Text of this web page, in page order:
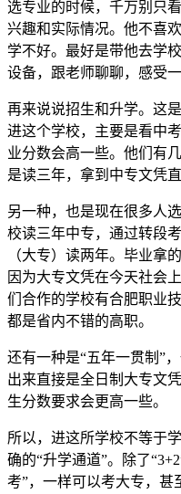
选专业的时候，千万别只
兴趣和实际情况。他不喜
学不好。最好是带他去学
设备，跟老师聊聊，感受一
再来说说招生和升学。这
进这个学校，主要是看中
业分数会高一些。他们有
是读三年，拿到中专文凭直
另一种，也是现在很多人
校读三年中专，通过转段
（大专）读两年。毕业拿
因为大专文凭在今天社会
们合作的学校有合肥职业
都是省内不错的高职。
还有一种是“五年一贯制”
出来直接是全日制大专文
生分数要求会更高一些。
所以，进这所学校不等于
确的“升学通道”。除了
考”，一样可以考大专，甚